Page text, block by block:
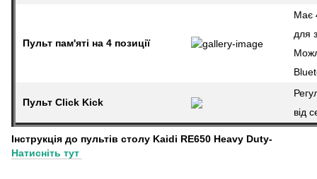
Пульт пам'яті на 4 позиції
Має
для
Пульт Click Kick
від
Інструкція до пультів столу Kaidi RE650 Heavy Duty-
Натисніть тут